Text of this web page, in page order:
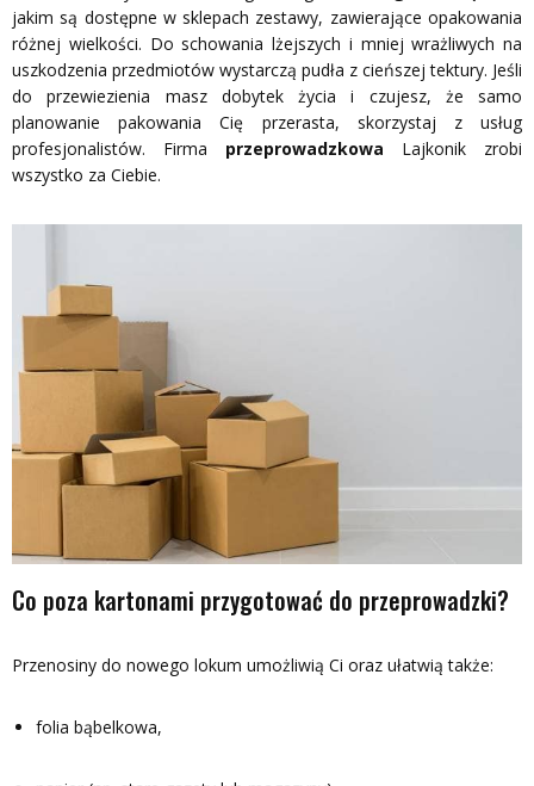
jakim są dostępne w sklepach zestawy, zawierające opakowania
różnej wielkości. Do schowania lżejszych i mniej wrażliwych na
uszkodzenia przedmiotów wystarczą pudła z cieńszej tektury. Jeśli
do przewiezienia masz dobytek życia i czujesz, że samo
planowanie pakowania Cię przerasta, skorzystaj z usług
profesjonalistów. Firma przeprowadzkowa Lajkonik zrobi
wszystko za Ciebie.
Co poza kartonami przygotować do przeprowadzki?
Przenosiny do nowego lokum umożliwią Ci oraz ułatwią także:
folia bąbelkowa,